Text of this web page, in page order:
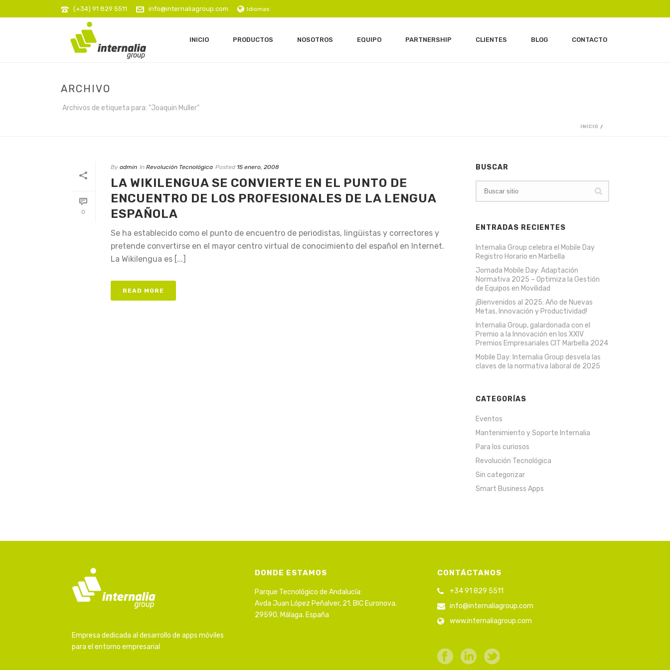
(+34) 91 829 5511 info@internaliagroup.com Idiomas
INICIO PRODUCTOS NOSOTROS EQUIPO PARTNERSHIP CLIENTES BLOG CONTACTO
ARCHIVO
Archivos de etiqueta para: "Joaquin Muller"
INICIO /
0
By admin In Revolución Tecnológica Posted 15 enero, 2008
LA WIKILENGUA SE CONVIERTE EN EL PUNTO DE
ENCUENTRO DE LOS PROFESIONALES DE LA LENGUA
ESPAÑOLA
Se ha establecido como el punto de encuentro de periodistas, lingüistas y correctores y
pretende convertirse en el mayor centro virtual de conocimiento del español en Internet.
La Wikilengua es [...]
READ MORE
BUSCAR
ENTRADAS RECIENTES
Internalia Group celebra el Mobile Day
Registro Horario en Marbella
Jornada Mobile Day: Adaptación
Normativa 2025 – Optimiza la Gestión
de Equipos en Movilidad
¡Bienvenidos al 2025: Año de Nuevas
Metas, Innovación y Productividad!
Internalia Group, galardonada con el
Premio a la Innovación en los XXIV
Premios Empresariales CIT Marbella 2024
Mobile Day: Internalia Group desvela las
claves de la normativa laboral de 2025
CATEGORÍAS
Eventos
Mantenimiento y Soporte Internalia
Para los curiosos
Revolución Tecnológica
Sin categorizar
Smart Business Apps
Empresa dedicada al desarrollo de apps móviles
para el entorno empresarial
DONDE ESTAMOS
Parque Tecnológico de Andalucía:
Avda Juan López Peñalver, 21. BIC Euronova.
29590. Málaga. España
CONTÁCTANOS
+34 91 829 5511
info@internaliagroup.com
www.internaliagroup.com